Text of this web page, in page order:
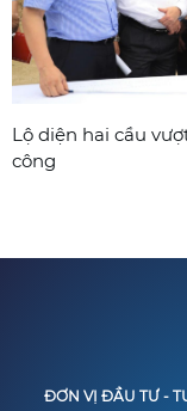
Lộ diện hai cầu
công
ĐƠN VỊ ĐẦU TƯ -